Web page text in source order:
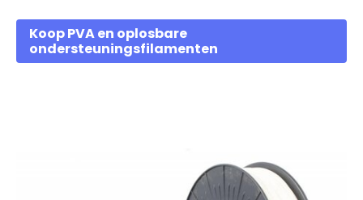
Koop PVA en oplosbare
ondersteuningsfilamenten